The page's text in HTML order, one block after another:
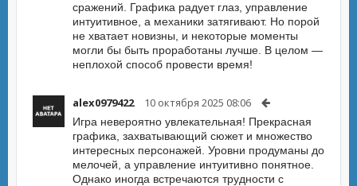
сражений. Графика радует глаз, управление
интуитивное, а механики затягивают. Но порой
не хватает новизны, и некоторые моменты
могли бы быть проработаны лучше. В целом —
неплохой способ провести время!
alex0979422 10 октября 2025 08:06
Игра невероятно увлекательная! Прекрасная
графика, захватывающий сюжет и множество
интересных персонажей. Уровни продуманы до
мелочей, а управление интуитивно понятное.
Однако иногда встречаются трудности с